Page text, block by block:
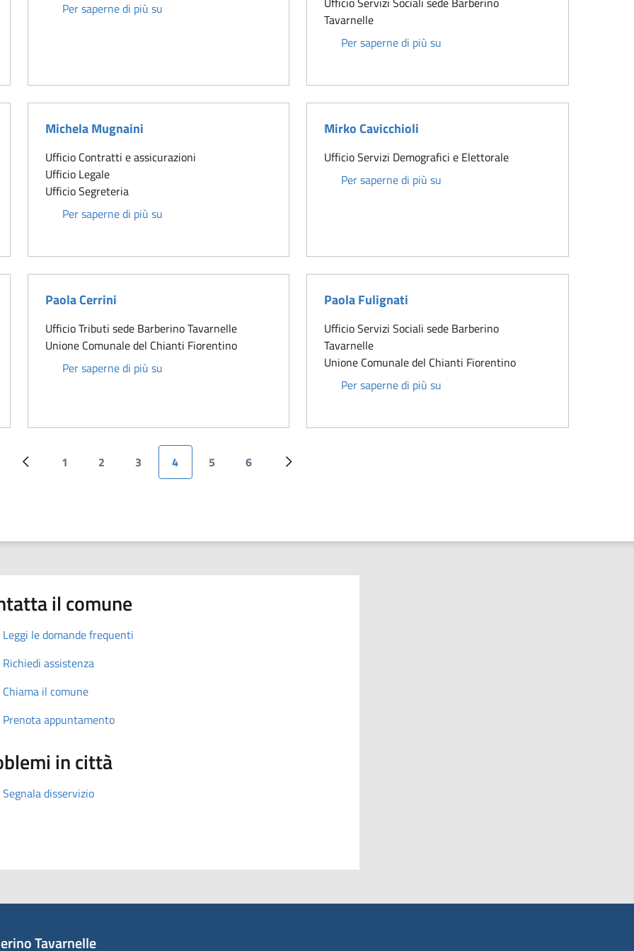
Per saperne di più suMaria Cristina Di Nasso
Tavarnelle
Per saperne di più su
Michela Mugnaini
Ufficio Contratti e assicurazioni
Ufficio Legale
Ufficio Segreteria
Per saperne di più suMichela Mugnaini
Mirko Cavicchioli
Ufficio Servizi Demografici e Elettorale
Per saperne di più su
Paola Cerrini
Ufficio Tributi sede Barberino Tavarnelle
Unione Comunale del Chianti Fiorentino
Per saperne di più suPaola Cerrini
Paola Fulignati
Ufficio Servizi Sociali sede Barberino
Tavarnelle
Unione Comunale del Chianti Fiorentino
Per saperne di più su
Pagina precedente
Pagina
1
Pagina
2
Pagina
3
Pagina attuale
4
Pagina
5
Pagina
6
Pagina successiva
il comune
Leggi le domande frequenti
Richiedi assistenza
Chiama il comune
Prenota appuntamento
in città
Segnala disservizio
Tavarnelle